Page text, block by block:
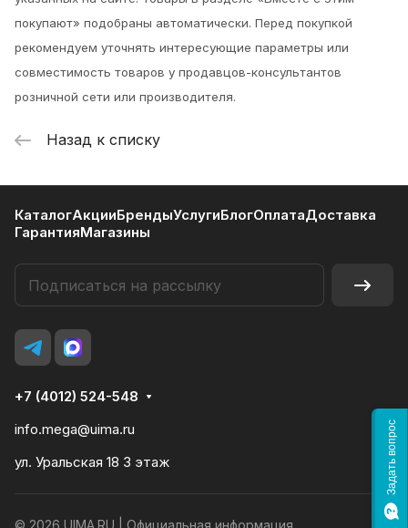
покупают» подобраны автоматически. Перед покупкой
рекомендуем уточнять интересующие параметры или
совместимость товаров у продавцов-консультантов
розничной сети или производителя.
Назад к списку
КаталогАкцииБрендыУслугиБлогОплатаДоставка
ГарантияМагазины
+7 (4012) 524-548
info.mega@uima.ru
ул. Уральская 18 3 этаж
Задать вопрос